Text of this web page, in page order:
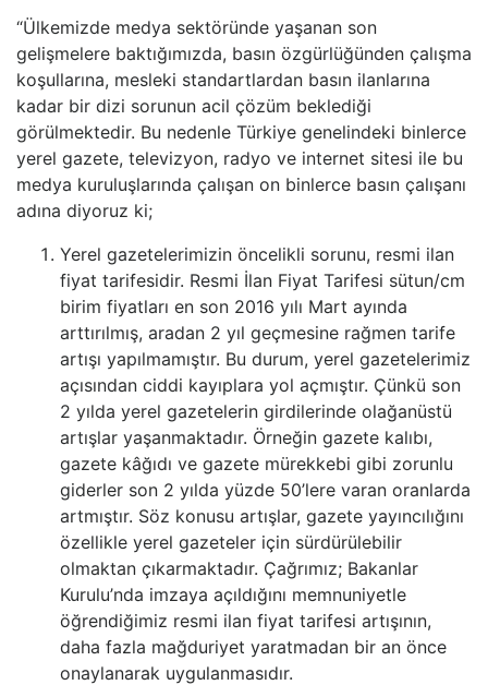
“Ülkemizde medya sektöründe yaşanan son
gelişmelere baktığımızda, basın özgürlüğünden çalışma
koşullarına, mesleki standartlardan basın ilanlarına
kadar bir dizi sorunun acil çözüm beklediği
görülmektedir. Bu nedenle Türkiye genelindeki binlerce
yerel gazete, televizyon, radyo ve internet sitesi ile bu
medya kuruluşlarında çalışan on binlerce basın çalışanı
adına diyoruz ki;
Yerel gazetelerimizin öncelikli sorunu, resmi ilan
fiyat tarifesidir. Resmi İlan Fiyat Tarifesi sütun/cm
birim fiyatları en son 2016 yılı Mart ayında
arttırılmış, aradan 2 yıl geçmesine rağmen tarife
artışı yapılmamıştır. Bu durum, yerel gazetelerimiz
açısından ciddi kayıplara yol açmıştır. Çünkü son
2 yılda yerel gazetelerin girdilerinde olağanüstü
artışlar yaşanmaktadır. Örneğin gazete kalıbı,
gazete kâğıdı ve gazete mürekkebi gibi zorunlu
giderler son 2 yılda yüzde 50’lere varan oranlarda
artmıştır. Söz konusu artışlar, gazete yayıncılığını
özellikle yerel gazeteler için sürdürülebilir
olmaktan çıkarmaktadır. Çağrımız; Bakanlar
Kurulu’nda imzaya açıldığını memnuniyetle
öğrendiğimiz resmi ilan fiyat tarifesi artışının,
daha fazla mağduriyet yaratmadan bir an önce
onaylanarak uygulanmasıdır.